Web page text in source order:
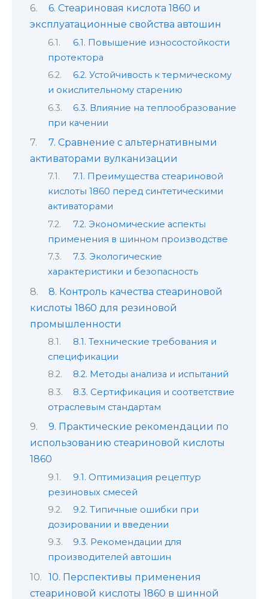
6. Стеариновая кислота 1860 и
эксплуатационные свойства автошин
6.1. Повышение износостойкости
протектора
6.2. Устойчивость к термическому
и окислительному старению
6.3. Влияние на теплообразование
при качении
7. Сравнение с альтернативными
активаторами вулканизации
7.1. Преимущества стеариновой
кислоты 1860 перед синтетическими
активаторами
7.2. Экономические аспекты
применения в шинном производстве
7.3. Экологические
характеристики и безопасность
8. Контроль качества стеариновой
кислоты 1860 для резиновой
промышленности
8.1. Технические требования и
спецификации
8.2. Методы анализа и испытаний
8.3. Сертификация и соответствие
отраслевым стандартам
9. Практические рекомендации по
использованию стеариновой кислоты
1860
9.1. Оптимизация рецептур
резиновых смесей
9.2. Типичные ошибки при
дозировании и введении
9.3. Рекомендации для
производителей автошин
10. Перспективы применения
стеариновой кислоты 1860 в шинной